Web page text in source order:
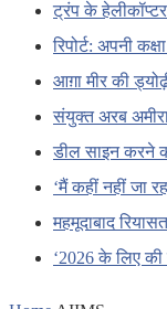
ट्रंप के
रिपोर्ट: अपनी
आग़ा मीर की
संयुक्त अरब
डील साइन करने
‘मैं कहीं नहीं जा
महमूदाबाद
‘2026 के लिए की